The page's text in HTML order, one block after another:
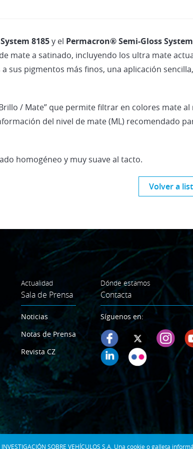
SOBRE VEHÍCULOS S.A. Una cookie o galleta
8185y el Permacron® Semi-Gloss
mate a satinado, incluyendo los ultra mate
sus pigmentos más finos, una aplicación
/ Mate” que permite filtrar en colores mate al
del nivel de mate (ML) recomendado
homogéneo y muy suave al tacto.
Volver a
Actualidad
Sala de Prensa
Noticias
Notas de Prensa
Revista CZ
Dónde estamos
Contacta
Síguenos en: